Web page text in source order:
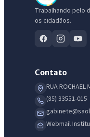
Trabalhando pelo
os cidadãos.
Contato
RUA ROCHAEL
(85) 33551-015
Webmail